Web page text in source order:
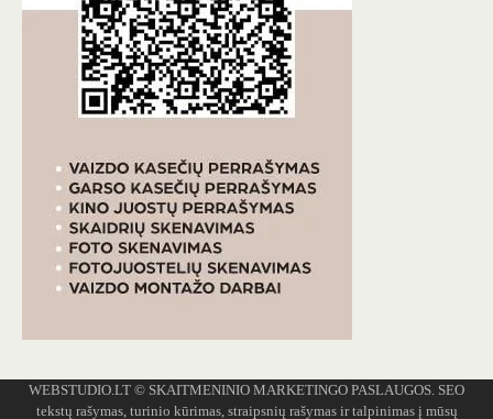
WEBSTUDIO.LT © SKAITMENINIO MARKETINGO PASLAUGOS. SEO
tekstų rašymas, turinio kūrimas, straipsnių rašymas ir talpinimas į mūsų